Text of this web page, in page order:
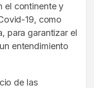
el continente y
19, como
para garantizar el
entendimiento
de las